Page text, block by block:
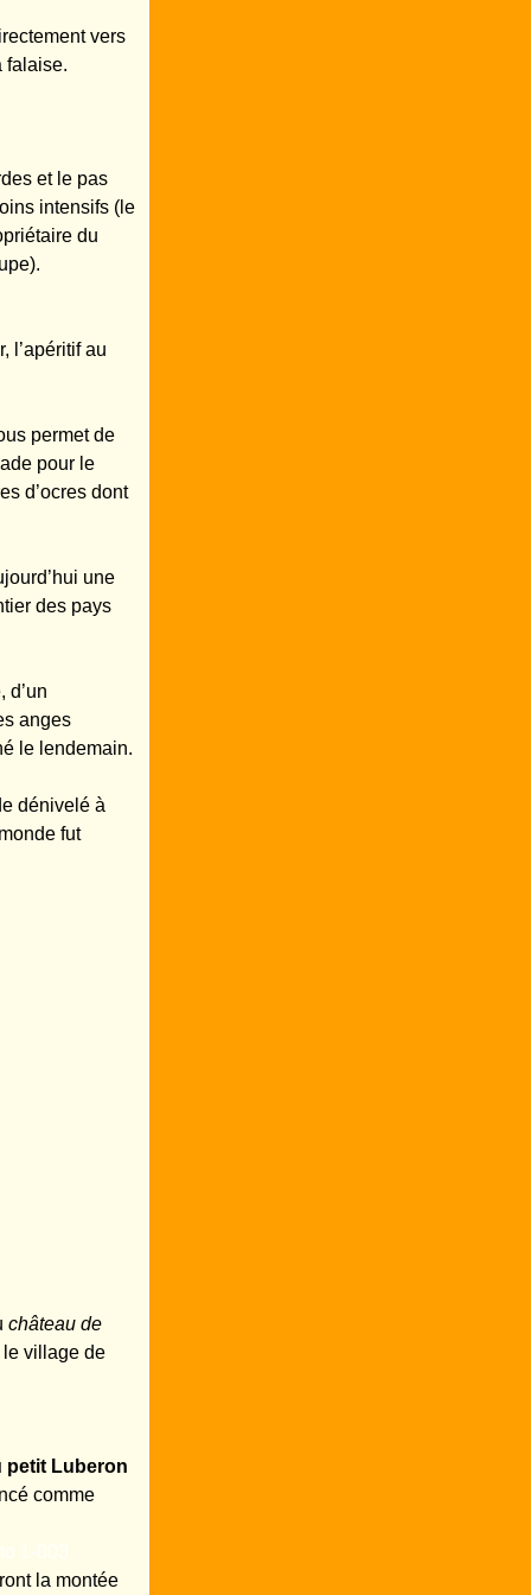
vers
falaise.
et le pas
intensifs (le
du
l’apéritif au
permet de
pour le
d’ocres dont
une
des pays
d’un
anges
le lendemain.
dénivelé à
fut
château de
le village de
petit Luberon
comme
la montée